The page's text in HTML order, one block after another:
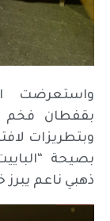
واستعرضت
بقفطان فخم
وبتطريزات
بصيحة
ذهبي ناعم